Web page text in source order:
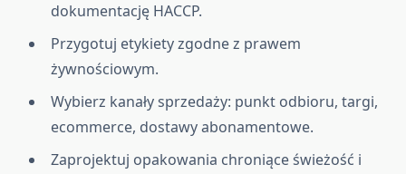
dokumentację HACCP.
Przygotuj etykiety zgodne z prawem
żywnościowym.
Wybierz kanały sprzedaży: punkt odbioru, targi,
ecommerce, dostawy abonamentowe.
Zaprojektuj opakowania chroniące świeżość i